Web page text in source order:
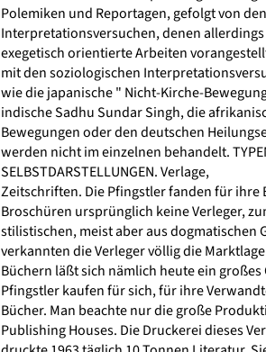
Polemiken und Reportagen, gefolgt von
Interpretationsversuchen, denen
exegetisch orientierte Arbeiten
mit den soziologischen
wie die japanische " Nicht-Kirche-
indische Sadhu Sundar Singh, die
Bewegungen oder den deutschen
werden nicht im einzelnen behandelt.
SELBSTDARSTELLUNGEN. Verlage,
Zeitschriften. Die Pfingstler fanden für ihre
Broschüren ursprünglich keine Verleger,
stilistischen, meist aber aus dogmatischen
verkannten die Verleger völlig die
Büchern läßt sich nämlich heute ein großes
Pfingstler kaufen für sich, für ihre
Bücher. Man beachte nur die große
Publishing Houses. Die Druckerei dieses